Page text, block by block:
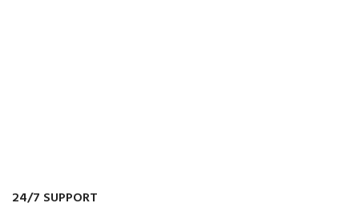
24/7 SUPPORT